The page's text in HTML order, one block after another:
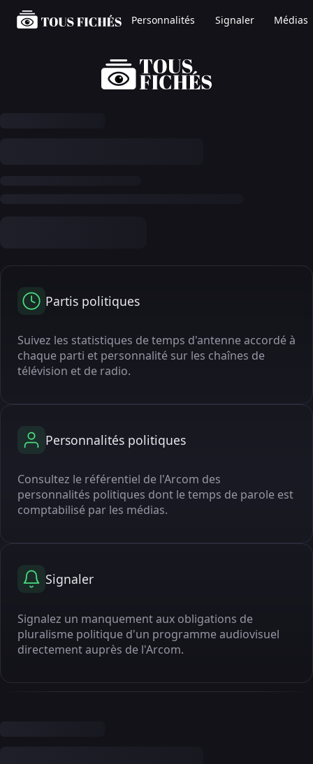
Personnalités Signaler Médias
Partis politiques
Suivez les statistiques de temps d'antenne accordé à
chaque parti et personnalité sur les chaînes de
télévision et de radio.
Personnalités politiques
Consultez le référentiel de l'Arcom des
personnalités politiques dont le temps de parole est
comptabilisé par les médias.
Signaler
Signalez un manquement aux obligations de
pluralisme politique d'un programme audiovisuel
directement auprès de l'Arcom.